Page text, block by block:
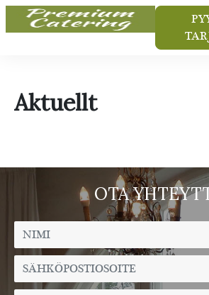
CATERING & PITOPALVELU
VALLMOGÅRD
Juhlatila
Kokoustila
Aktuellt
OTA